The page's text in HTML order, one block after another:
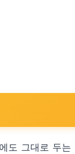
그대로 두